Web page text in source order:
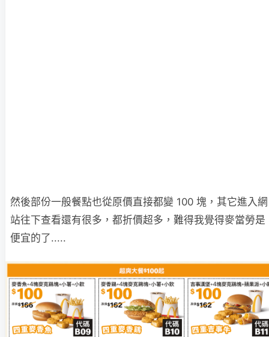
然後部份一般餐點也從原價直接都變 100 塊，其它進入網
站往下查看還有很多，都折價超多，難得我覺得麥當勞是
便宜的了.....